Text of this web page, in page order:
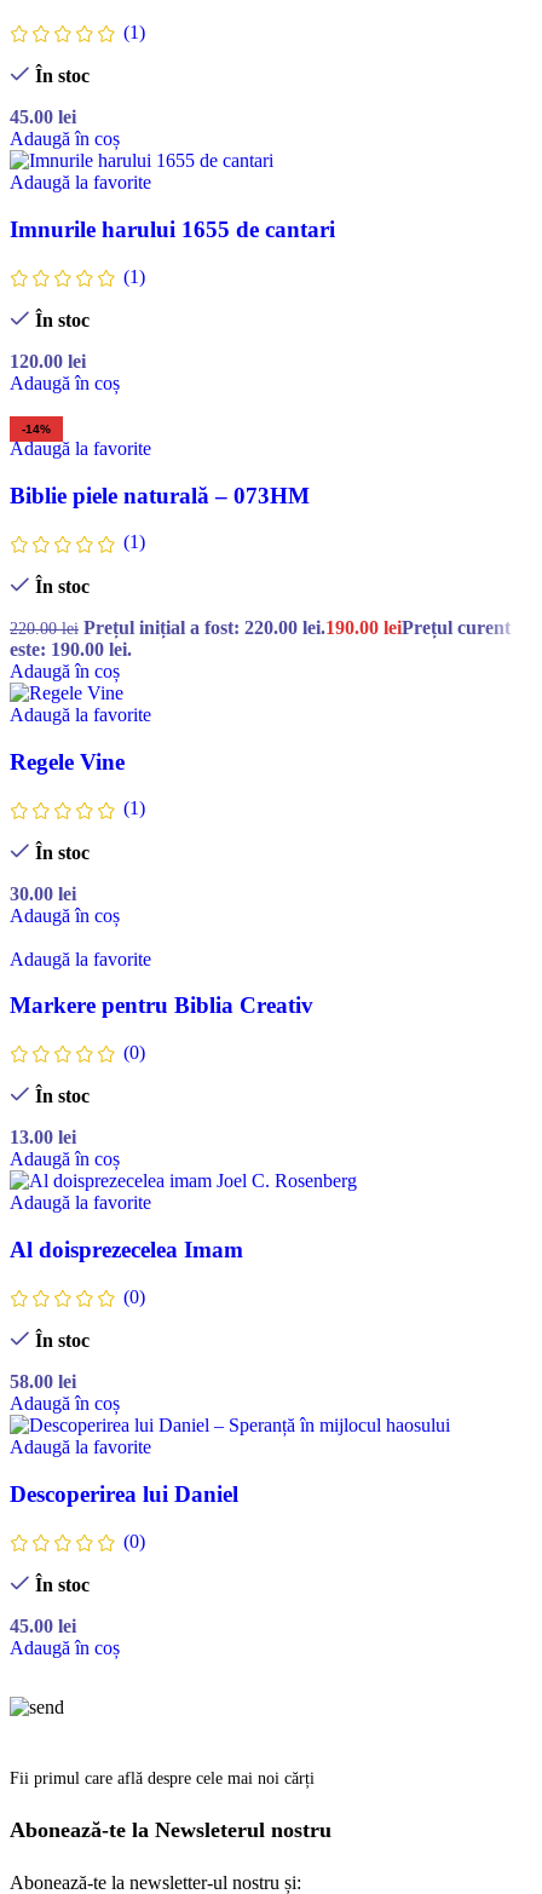
(1)
În stoc
45.00 lei
Adaugă în coș
Adaugă la favorite
Imnurile harului 1655 de cantari
(1)
În stoc
120.00 lei
Adaugă în coș
-14%
Adaugă la favorite
Biblie piele naturală – 073HM
(1)
În stoc
220.00lei Prețul inițial a fost: 220.00 lei.190.00 leiPrețul curent
este: 190.00 lei.
Adaugă în coș
Adaugă la favorite
Regele Vine
(1)
În stoc
30.00 lei
Adaugă în coș
Adaugă la favorite
Markere pentru Biblia Creativ
(0)
În stoc
13.00 lei
Adaugă în coș
Adaugă la favorite
Al doisprezecelea Imam
(0)
În stoc
58.00 lei
Adaugă în coș
Adaugă la favorite
Descoperirea lui Daniel
(0)
În stoc
45.00 lei
Adaugă în coș
Fii primul care află despre cele mai noi cărți
Abonează-te la Newsleterul nostru
Abonează-te la newsletter-ul nostru și: